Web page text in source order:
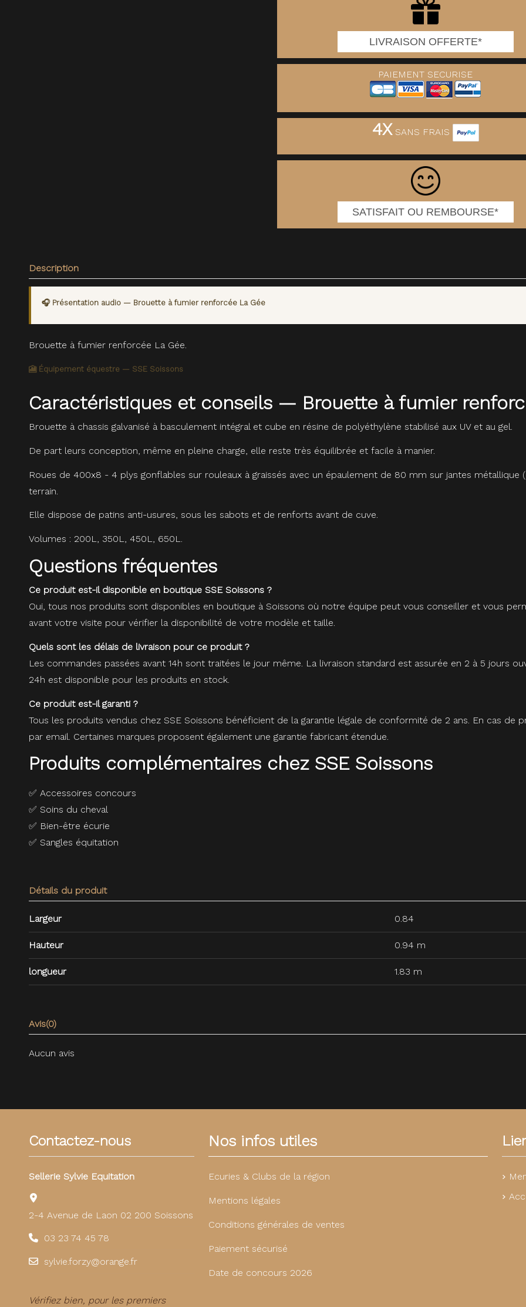
LIVRAISON OFFERTE*
PAIEMENT SECURISE
4XSANS FRAIS
SATISFAIT OU REMBOURSE*
Description
🎧 Présentation audio — Brouette à fumier renforcée La Gée
Brouette à fumier renforcée La Gée.
🎦 Équipement équestre — SSE Soissons
Caractéristiques et conseils — Brouette à fumier
Brouette à chassis galvanisé à basculement intégral et cube en résine de polyéthylène stabilisé aux UV et au gel.
De part leurs conception, même en pleine charge, elle reste très équilibrée et facile à manier.
Roues de 400x8 - 4 plys gonflables sur rouleaux à graissés avec un épaulement de 80 mm sur jantes
terrain.
Elle dispose de patins anti-usures, sous les sabots et de renforts avant de cuve.
Volumes : 200L, 350L, 450L, 650L.
Questions fréquentes
Ce produit est-il disponible en boutique SSE Soissons ?
Oui, tous nos produits sont disponibles en boutique à Soissons où notre équipe peut vous conseiller et vous
avant votre visite pour vérifier la disponibilité de votre modèle et taille.
Quels sont les délais de livraison pour ce produit ?
Les commandes passées avant 14h sont traitées le jour même. La livraison standard est assurée en 2 à 5 jours
24h est disponible pour les produits en stock.
Ce produit est-il garanti ?
Tous les produits vendus chez SSE Soissons bénéficient de la garantie légale de conformité de 2 ans. En cas
par email. Certaines marques proposent également une garantie fabricant étendue.
Produits complémentaires chez SSE Soissons
✅ Accessoires concours
✅ Soins du cheval
✅ Bien-être écurie
✅ Sangles équitation
Détails du produit
Largeur 0.84
Hauteur 0.94 m
longueur 1.83 m
Avis(0)
Aucun avis
Contactez-nous
Sellerie Sylvie Equitation
2-4 Avenue de Laon 02 200 Soissons
03 23 74 45 78
sylvie.forzy@orange.fr
Vérifiez bien, pour les premiers
Nos infos utiles
Ecuries & Clubs de la région
Mentions légales
Conditions générales de ventes
Paiement sécurisé
Date de concours 2026